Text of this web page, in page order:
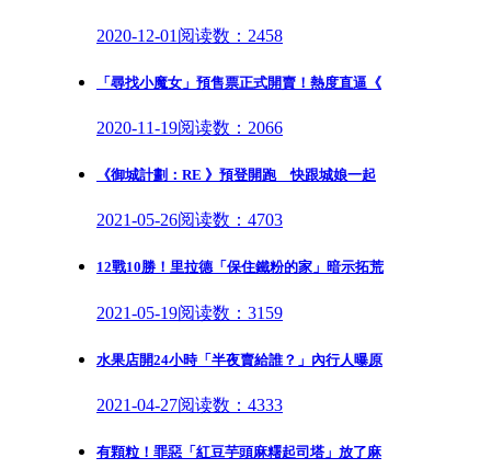
2020-12-01 阅读数：2458
「尋找小魔女」預售票正式開賣！熱度直逼《
2020-11-19阅读数：2066
《御城計劃：RE 》預登開跑 快跟城娘一起
2021-05-26阅读数：4703
12戰10勝！里拉德「保住鐵粉的家」暗示拓荒
2021-05-19阅读数：3159
水果店開24小時「半夜賣給誰？」內行人曝原
2021-04-27阅读数：4333
有顆粒！罪惡「紅豆芋頭麻糬起司塔」放了麻